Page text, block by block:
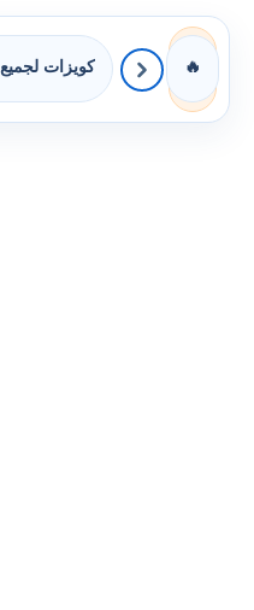
🔥 كويزات